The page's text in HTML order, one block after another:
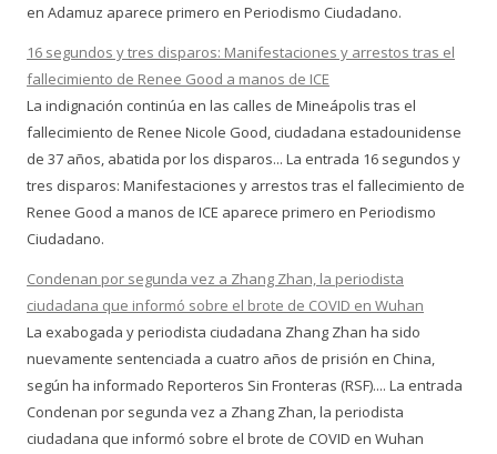
en Adamuz aparece primero en Periodismo Ciudadano.
16 segundos y tres disparos: Manifestaciones y arrestos tras el
fallecimiento de Renee Good a manos de ICE
La indignación continúa en las calles de Mineápolis tras el
fallecimiento de Renee Nicole Good, ciudadana estadounidense
de 37 años, abatida por los disparos... La entrada 16 segundos y
tres disparos: Manifestaciones y arrestos tras el fallecimiento de
Renee Good a manos de ICE aparece primero en Periodismo
Ciudadano.
Condenan por segunda vez a Zhang Zhan, la periodista
ciudadana que informó sobre el brote de COVID en Wuhan
La exabogada y periodista ciudadana Zhang Zhan ha sido
nuevamente sentenciada a cuatro años de prisión en China,
según ha informado Reporteros Sin Fronteras (RSF).... La entrada
Condenan por segunda vez a Zhang Zhan, la periodista
ciudadana que informó sobre el brote de COVID en Wuhan